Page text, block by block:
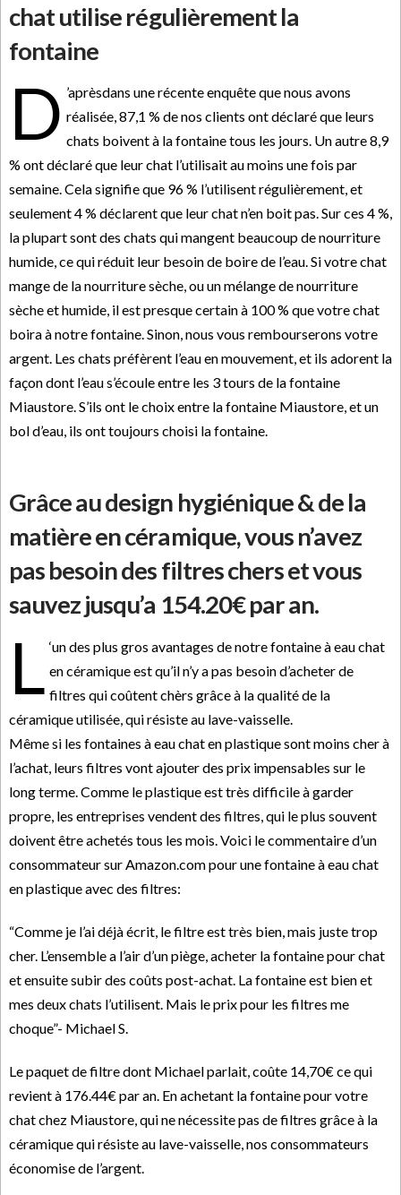
chat utilise régulièrement la
fontaine
D ’aprèsdans une récente enquête que nous avons
réalisée, 87,1 % de nos clients ont déclaré que leurs
chats boivent à la fontaine tous les jours. Un autre 8,9
% ont déclaré que leur chat l’utilisait au moins une fois par
semaine. Cela signifie que 96 % l’utilisent régulièrement, et
seulement 4 % déclarent que leur chat n’en boit pas. Sur ces 4 %,
la plupart sont des chats qui mangent beaucoup de nourriture
humide, ce qui réduit leur besoin de boire de l’eau. Si votre chat
mange de la nourriture sèche, ou un mélange de nourriture
sèche et humide, il est presque certain à 100 % que votre chat
boira à notre fontaine. Sinon, nous vous rembourserons votre
argent. Les chats préfèrent l’eau en mouvement, et ils adorent la
façon dont l’eau s’écoule entre les 3 tours de la fontaine
Miaustore. S’ils ont le choix entre la fontaine Miaustore, et un
bol d’eau, ils ont toujours choisi la fontaine.
Grâce au design hygiénique & de la
matière en céramique, vous n’avez
pas besoin des filtres chers et vous
sauvez jusqu’a 154.20€ par an.
L ‘un des plus gros avantages de notre fontaine à eau chat
en céramique est qu’il n’y a pas besoin d’acheter de
filtres qui coûtent chèrs grâce à la qualité de la
céramique utilisée, qui résiste au lave-vaisselle.
Même si les fontaines à eau chat en plastique sont moins cher à
l’achat, leurs filtres vont ajouter des prix impensables sur le
long terme. Comme le plastique est très difficile à garder
propre, les entreprises vendent des filtres, qui le plus souvent
doivent être achetés tous les mois. Voici le commentaire d’un
consommateur sur Amazon.com pour une fontaine à eau chat
en plastique avec des filtres:
“Comme je l’ai déjà écrit, le filtre est très bien, mais juste trop
cher. L’ensemble a l’air d’un piège, acheter la fontaine pour chat
et ensuite subir des coûts post-achat. La fontaine est bien et
mes deux chats l’utilisent. Mais le prix pour les filtres me
choque”- Michael S.
Le paquet de filtre dont Michael parlait, coûte 14,70€ ce qui
revient à 176.44€ par an. En achetant la fontaine pour votre
chat chez Miaustore, qui ne nécessite pas de filtres grâce à la
céramique qui résiste au lave-vaisselle, nos consommateurs
économise de l’argent.